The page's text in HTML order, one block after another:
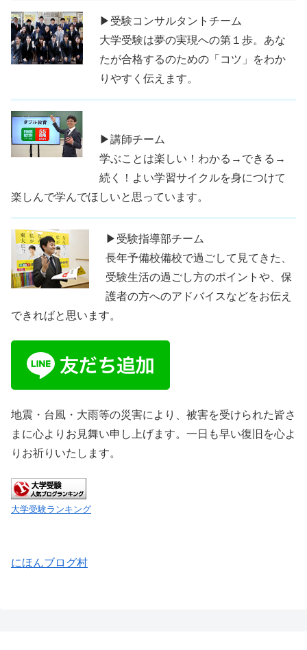
▶受験コンサルタントチーム
大学受験は夢の実現への第１歩。あな
たが合格するのための「コツ」をわか
りやすく伝えます。
▶講師チーム
学ぶことは楽しい！わかる→できる→
続く！よい学習サイクルを身につけて
楽しんで学んでほしいと思っています。
▶受験指導部チーム
長年予備校備校で過ごして見てきた、
受験生活の過ごし方のポイントや、保
護者の方へのアドバイスなどをお伝え
できればと思います。
地震・台風・大雨等の災害により、被害を受けられた皆さ
まに心よりお見舞い申し上げます。一日も早い復旧を心よ
りお祈りいたします。
大学受験ランキング
にほんブログ村